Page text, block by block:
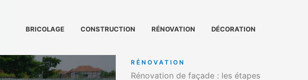
BRICOLAGE CONSTRUCTION RÉNOVATION DÉCORATION
RÉNOVATION
Rénovation de façade : les étapes